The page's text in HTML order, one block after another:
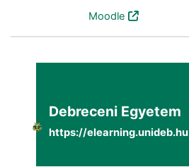
Moodle
Debreceni Egyetem
https://elearning.unideb.hu